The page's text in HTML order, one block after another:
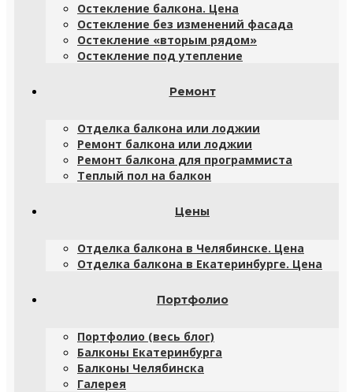
Остекление балкона. Цена
Остекление без изменений фасада
Остекление «вторым рядом»
Остекление под утепление
Ремонт
Отделка балкона или лоджии
Ремонт балкона или лоджии
Ремонт балкона для программиста
Теплый пол на балкон
Цены
Отделка балкона в Челябинске. Цена
Отделка балкона в Екатеринбурге. Цена
Портфолио
Портфолио (весь блог)
Балконы Екатеринбурга
Балконы Челябинска
Галерея